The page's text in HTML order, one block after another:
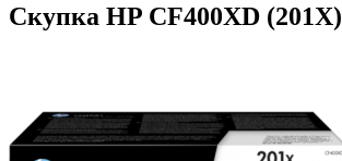
Скупка HP CF400XD (201X)